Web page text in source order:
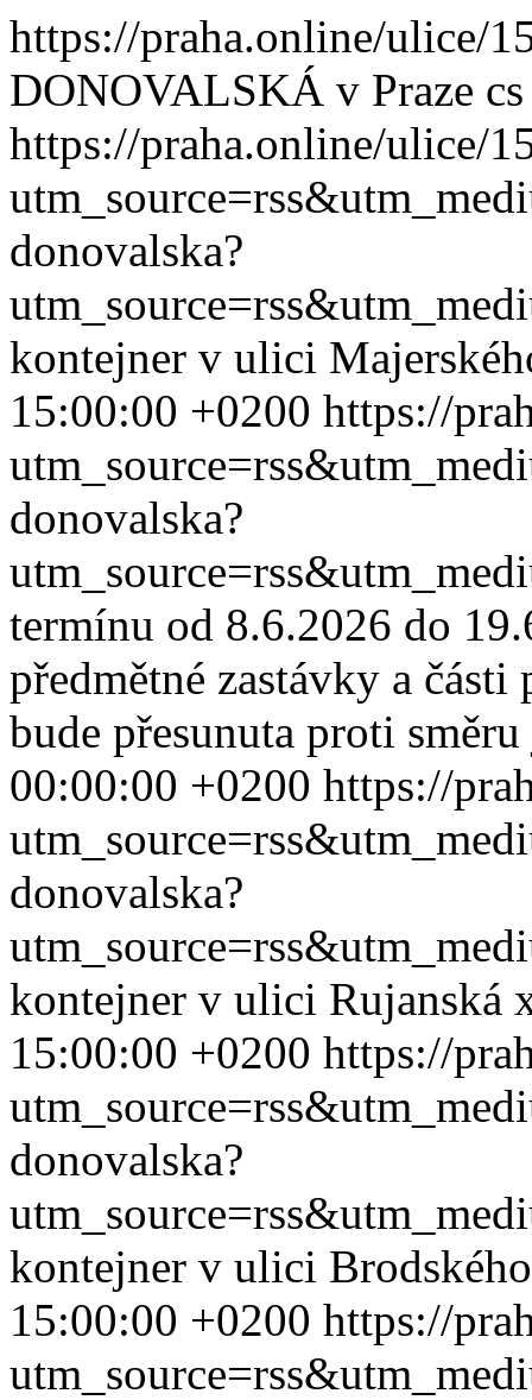
https://praha.online/ulice/
DONOVALSKÁ v Praze cs
https://praha.online/ulice/
donovalska?
kontejner v ulici
15:00:00 +0200 https://
donovalska?
termínu od 8.6.2026 do
předmětné zastávky a
bude přesunuta proti
00:00:00 +0200 https://
donovalska?
kontejner v ulici Rujanská
15:00:00 +0200 https://
donovalska?
kontejner v ulici
15:00:00 +0200 https://